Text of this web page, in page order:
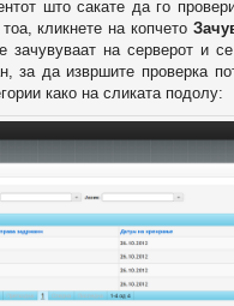
што сакате да го
кликнете на копчето
зачувуваат на серверот и
за да извршите проверка
како на сликата подолу: